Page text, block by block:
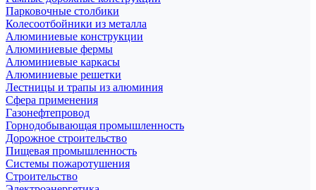
Парковочные столбики
Колесоотбойники из металла
Алюминиевые конструкции
Алюминиевые фермы
Алюминиевые каркасы
Алюминиевые решетки
Лестницы и трапы из алюминия
Сфера применения
Газонефтепровод
Горнодобывающая промышленность
Дорожное строительство
Пищевая промышленность
Системы пожаротушения
Строительство